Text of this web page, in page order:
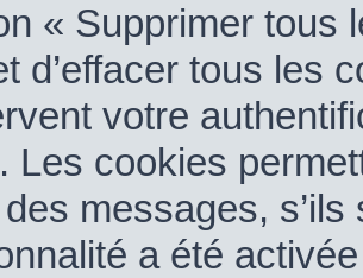
« Supprimer
d’effacer tous les
votre
Les cookies
messages,
a été